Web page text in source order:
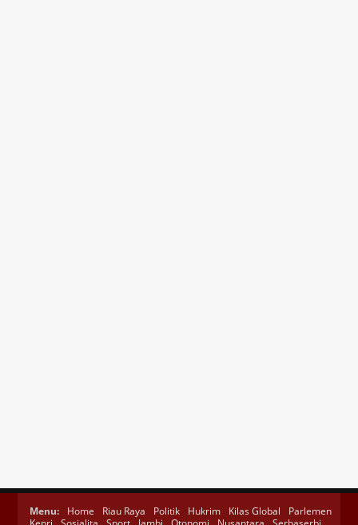
Menu: Home Riau Raya Politik Hukrim Kilas Global
Parlemen